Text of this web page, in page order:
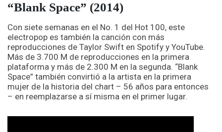
“Blank Space” (2014)
Con siete semanas en el No. 1 del Hot 100, este
electropop es también la canción con más
reproducciones de Taylor Swift en Spotify y YouTube.
Más de 3.700 M de reproducciones en la primera
plataforma y más de 2.300 M en la segunda. “Blank
Space” también convirtió a la artista en la primera
mujer de la historia del chart – 56 años para entonces
– en reemplazarse a sí misma en el primer lugar.